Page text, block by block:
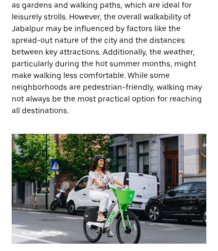
as gardens and walking paths, which are ideal for
leisurely strolls. However, the overall walkability of
Jabalpur may be influenced by factors like the
spread-out nature of the city and the distances
between key attractions. Additionally, the weather,
particularly during the hot summer months, might
make walking less comfortable. While some
neighborhoods are pedestrian-friendly, walking may
not always be the most practical option for reaching
all destinations.